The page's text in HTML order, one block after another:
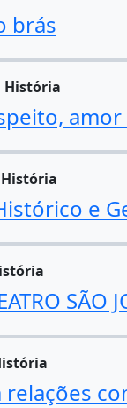
brás
História
História
e
SÃO